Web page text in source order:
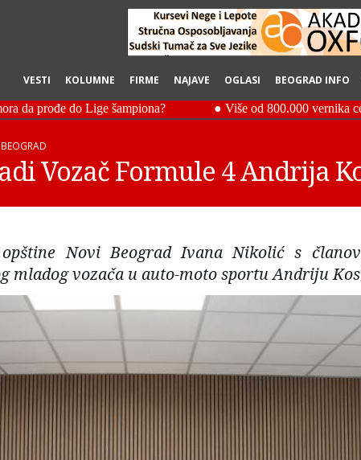
VESTI KOLUMNE FIRME NAJAVE OGLASI BEOGRAD INFO
Vozač Formule 4 Andrija
opštine Novi Beograd Ivana Nikolić s
mladog vozača u auto-moto sportu Andriju